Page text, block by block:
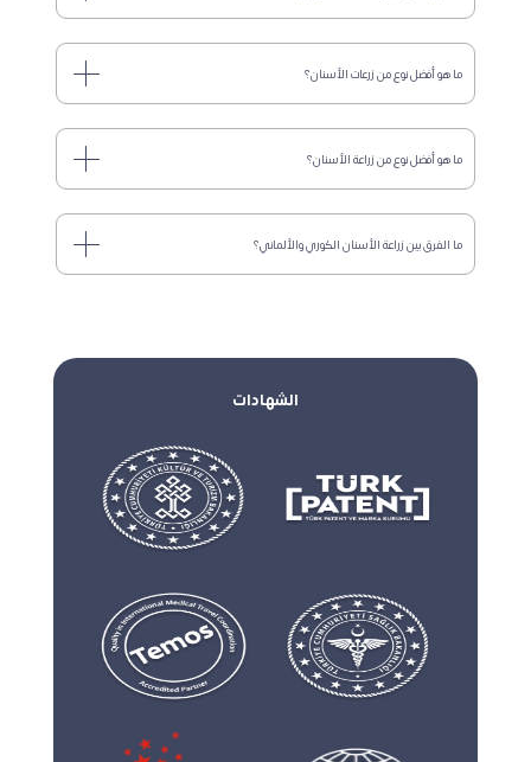
ما هو أفضل نوع من زرعات الأسنان؟
ما هو أفضل نوع من زراعة الأسنان؟
ما الفرق بين زراعة الأسنان الكوري والألماني؟
الشهادات